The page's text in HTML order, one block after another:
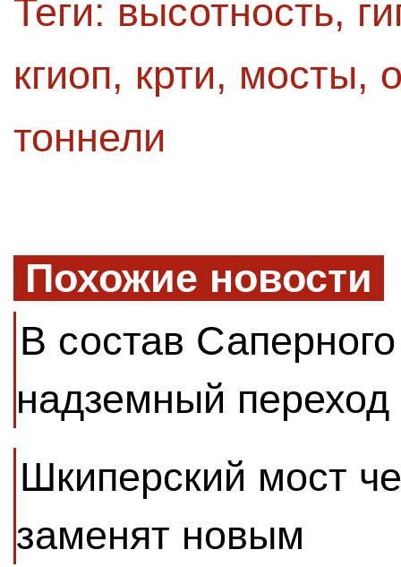
Теги: высотность,
кгиоп, крти, мосты,
тоннели
Похожие новости
В состав
надземный переход
Шкиперский мост
заменят новым